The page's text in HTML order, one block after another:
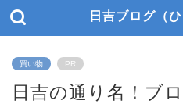
日吉ブログ（
買い物 PR
日吉の通り名！ブ